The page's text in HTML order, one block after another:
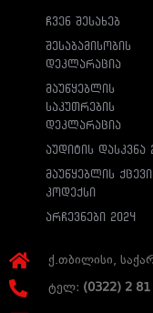
ჩვენ შესახებ
შესაბამისობის
დეკლარაცია
მაუწყებლის
საკუთრების
დეკლარაცია
აუდიტის დასკვნა
მაუწყებლის
კოდექსი
არჩევნები 2024
ქ.თბილისი,
ტელ: (0322) 2